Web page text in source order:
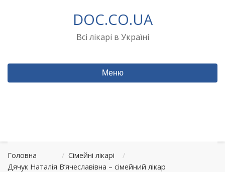
DOC.CO.UA
Всі лікарі в Україні
Меню
Головна / Сімейні лікарі
/
Дячук Наталія В’ячеславівна – сімейний лікар